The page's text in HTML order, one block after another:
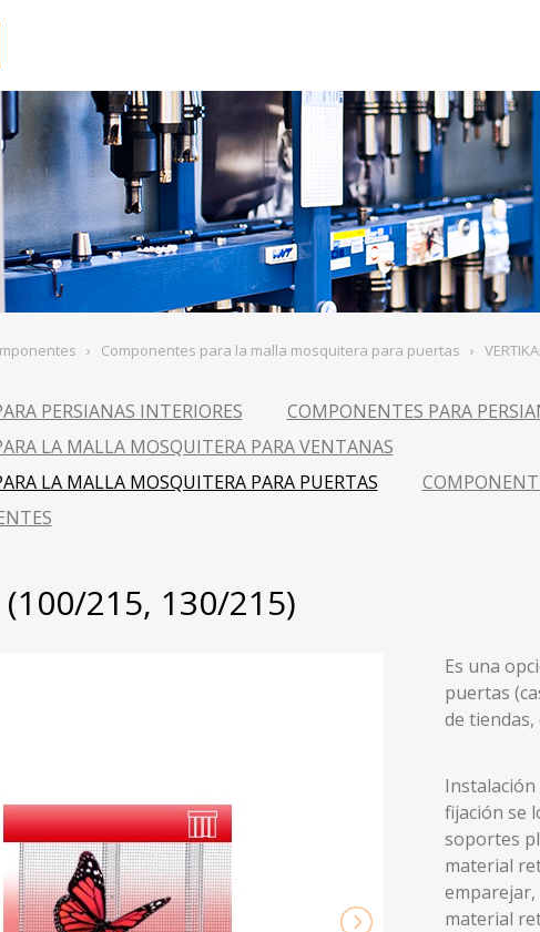
› Componentes para la malla mosquitera para puertas ›
PERSIANAS INTERIORES
COMPONENTES PARA
LA MALLA MOSQUITERA PARA VENTANAS
LA MALLA MOSQUITERA PARA PUERTAS
(100/215, 130/215)
Es una
puertas
de
fijación se
soportes
material
material